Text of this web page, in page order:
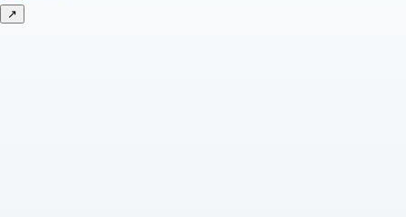
↗